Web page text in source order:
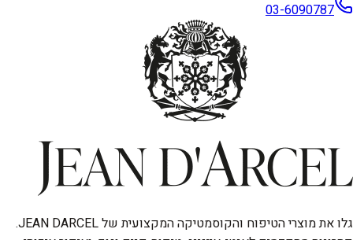
03-6090787
גלו את מוצרי הטיפוח והקוסמטיקה המקצועית של JEAN DARCEL.